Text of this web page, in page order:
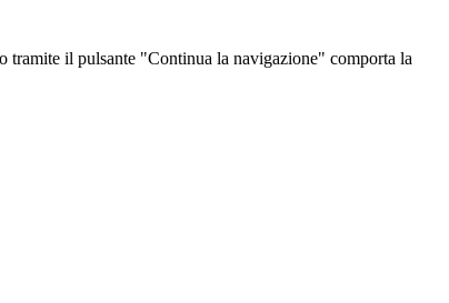
tramite il pulsante "Continua la navigazione" comporta la